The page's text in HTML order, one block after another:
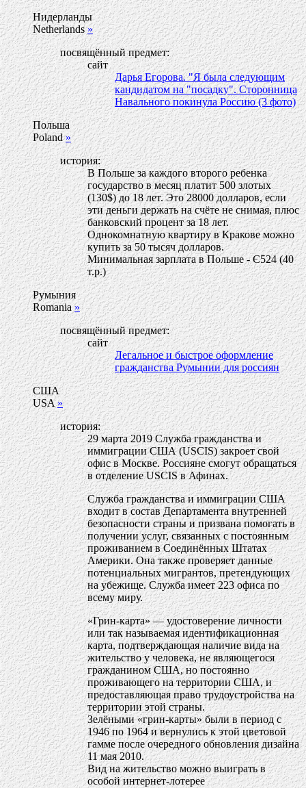
Нидерланды
Netherlands»
посвящённый предмет:
сайт
Дарья Егорова. "Я была следующим
кандидатом на "посадку". Сторонница
Навального покинула Россию (3 фото)
Польша
Poland»
история:
В Польше за каждого второго ребенка
государство в месяц платит 500 злотых
(130$) до 18 лет. Это 28000 долларов, если
эти деньги держать на счёте не снимая, плюс
банковский процент за 18 лет.
Однокомнатную квартиру в Кракове можно
купить за 50 тысяч долларов.
Минимальная зарплата в Польше - Є524 (40
т.р.)
Румыния
Romania»
посвящённый предмет:
сайт
Легальное и быстрое оформление
гражданства Румынии для россиян
США
USA»
история:
29 марта 2019 Служба гражданства и
иммиграции США (USCIS) закроет свой
офис в Москве. Россияне смогут обращаться
в отделение USCIS в Афинах.
Служба гражданства и иммиграции США
входит в состав Департамента внутренней
безопасности страны и призвана помогать в
получении услуг, связанных с постоянным
проживанием в Соединённых Штатах
Америки. Она также проверяет данные
потенциальных мигрантов, претендующих
на убежище. Служба имеет 223 офиса по
всему миру.
«Грин-карта» — удостоверение личности
или так называемая идентификационная
карта, подтверждающая наличие вида на
жительство у человека, не являющегося
гражданином США, но постоянно
проживающего на территории США, и
предоставляющая право трудоустройства на
территории этой страны.
Зелёными «грин-карты» были в период с
1946 по 1964 и вернулись к этой цветовой
гамме после очередного обновления дизайна
11 мая 2010.
Вид на жительство можно выиграть в
особой интернет-лотерее